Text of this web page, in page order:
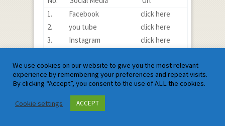
1.
Facebook
click here
2.
you tube
click here
3.
Instagram
click here
5.
Facebook Page
click here
6.
Twitter
click here
We use cookies on our website to give you the most relevant
experience by remembering your preferences and repeat visits.
By clicking “Accept”, you consent to the use of ALL the cookies.
Cookie settings ACCEPT